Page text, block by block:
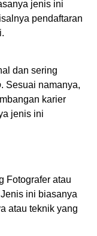
jenis ini
pendaftaran
dan sering
. Sesuai namanya,
karier
jenis ini
Fotografer atau
Jenis ini biasanya
atau teknik yang